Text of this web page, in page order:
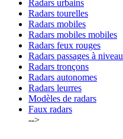
Radars urbains
Radars tourelles
Radars mobiles
Radars mobiles mobiles
Radars feux rouges
Radars passages à niveau
Radars tronçons
Radars autonomes
Radars leurres
Modèles de radars
Faux radars
-->